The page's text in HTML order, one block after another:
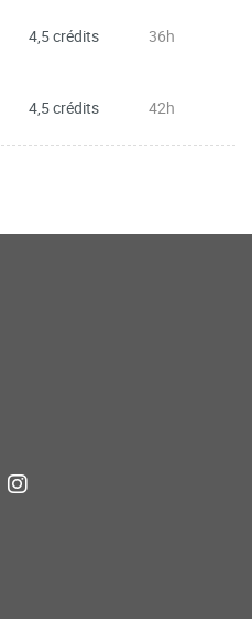
4,5 crédits 36h
4,5 crédits 42h